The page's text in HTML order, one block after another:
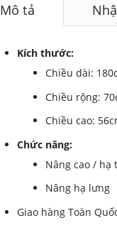
Mô tả
Kích thước:
Chiều dài:
Chiều rộng:
Chiều cao:
Chức năng:
Nâng cao / hạ
Nâng hạ lưng
Giao hàng Toàn